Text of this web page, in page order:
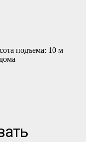
подъема: 10 м